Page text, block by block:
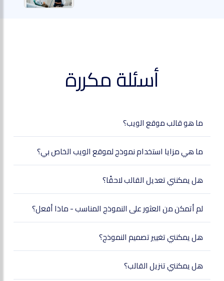
أسئلة مكررة
ما هو قالب موقع الويب؟
ما هي مزايا استخدام نموذج لموقع الويب الخاص بي؟
هل يمكنني تعديل القالب لاحقًا؟
لم أتمكن من العثور على النموذج المناسب - ماذا أفعل؟
هل يمكنني تغيير تصميم النموذج؟
هل يمكنني تنزيل القالب؟